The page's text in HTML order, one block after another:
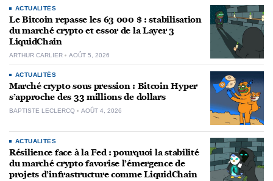
ACTUALITÉS
Le Bitcoin repasse les 63 000 $ : stabilisation
du marché crypto et essor de la Layer 3
LiquidChain
ARTHUR CARLIER AOÛT 5, 2026
ACTUALITÉS
Marché crypto sous pression : Bitcoin Hyper
s’approche des 33 millions de dollars
BAPTISTE LECLERCQ AOÛT 4, 2026
ACTUALITÉS
Résilience face à la Fed : pourquoi la stabilité
du marché crypto favorise l’émergence de
projets d’infrastructure comme LiquidChain